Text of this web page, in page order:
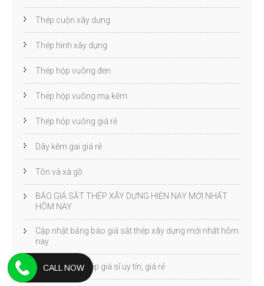
Thép cuộn xây dựng
Thép hình xây dựng
Thép hộp vuông đen
Thép hộp vuông mạ kẽm
Thép hộp vuông giá rẻ
Dây kẽm gai giá rẻ
Tôn và xà gồ
BÁO GIÁ SẮT THÉP XÂY DỰNG HIỆN NAY MỚI NHẤT
HÔM NAY
Cập nhật bảng báo giá sắt thép xây dựng mới nhất hôm
nay
Mua bán sắt thép giá sỉ uy tín, giá rẻ
CALL NOW